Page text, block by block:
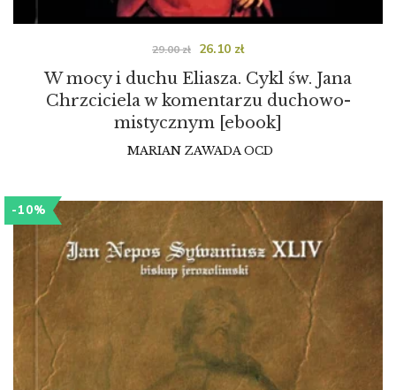
W mocy i duchu Eliasza. Cykl św. Jana
Chrzciciela w komentarzu duchowo-
mistycznym [ebook]
MARIAN ZAWADA OCD
29.00zł 26.10 zł
-10%